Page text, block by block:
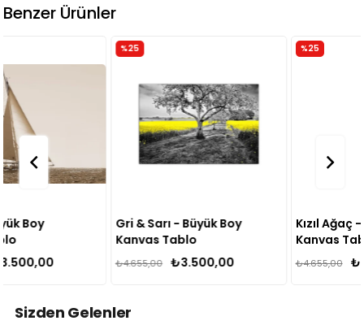
Benzer Ürünler
Gri & Sarı - Büyük Boy
Kanvas Tablo
₺3.500,00
₺4.655,00
Kızıl Ağaç - Büyük Boy
Kanvas Tablo
₺3.500,00
₺4.655,00
Sizden Gelenler